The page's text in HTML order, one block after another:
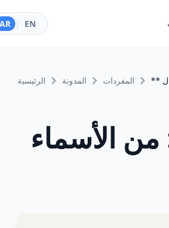
EN
|
AR
الرئيسية المدونة المفردات
من الأسماء